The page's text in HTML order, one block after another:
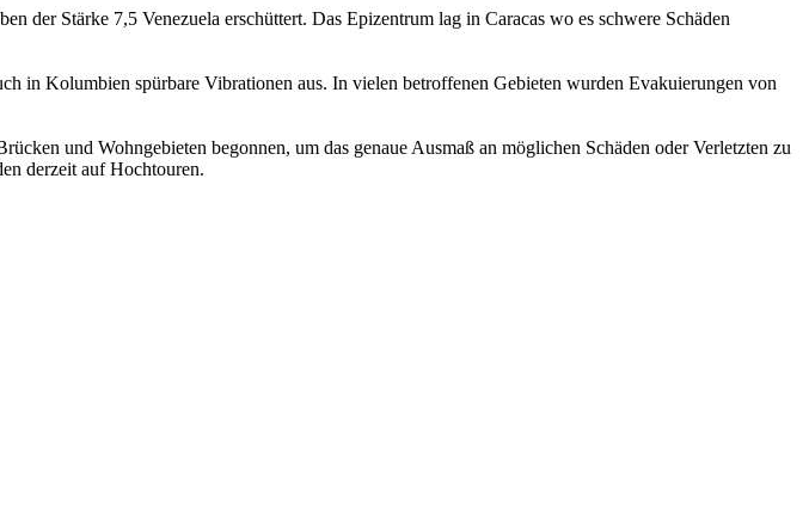
der Stärke 7,5 Venezuela erschüttert. Das Epizentrum lag in Caracas wo es schwere Schäden
in Kolumbien spürbare Vibrationen aus. In vielen betroffenen Gebieten wurden Evakuierungen von
und Wohngebieten begonnen, um das genaue Ausmaß an möglichen Schäden oder Verletzten zu
derzeit auf Hochtouren.